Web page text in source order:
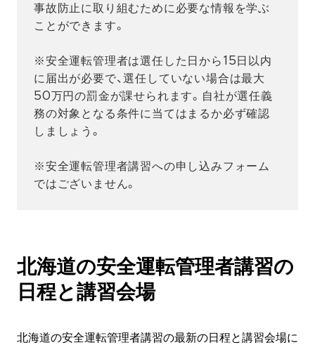
事故防止に取り組むために必要な情報を学ぶ
ことができます。
※安全運転管理者は選任した日から15日以内
に届出が必要で、選任していない場合は最大
50万円の罰金が課せられます。自社が選任義
務の対象となる条件に当てはまるか必ず確認
しましょう。
※安全運転管理者講習への申し込みフォーム
ではございません。
北海道の安全運転管理者講習の
日程と講習会場
北海道の安全運転管理者講習の最新の日程と講習会場に